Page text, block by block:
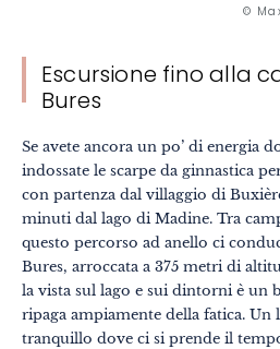
©
Escursione fino alla
Bures
Se avete ancora un po’ di energia
indossate le scarpe da ginnastica
con partenza dal villaggio di
minuti dal lago di Madine. Tra
questo percorso ad anello ci
Bures, arroccata a 375 metri di
la vista sul lago e sui dintorni è un
ripaga ampiamente della fatica. Un
tranquillo dove ci si prende il